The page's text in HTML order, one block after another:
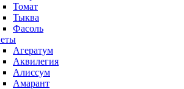
Томат
Тыква
Фасоль
Агератум
Аквилегия
Алиссум
Амарант